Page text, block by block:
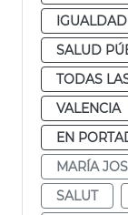
SALUD
TODAS
VALENCIA
EN
MARÍA
SALUT